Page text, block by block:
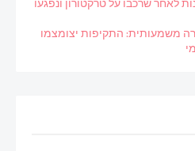
משמעותית: התקיפות יצומצמו